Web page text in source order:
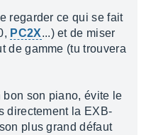
regarder ce qui se fait
PC2X...) et de miser
de gamme (tu trouvera
son piano, évite le
directement la EXB-
plus grand défaut